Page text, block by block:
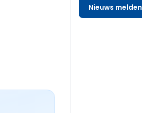
Nieuws melden